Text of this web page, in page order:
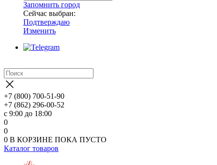
Запомнить город
Сейчас выбран:
Подтверждаю
Изменить
+7 (800) 700-51-90
+7 (862) 296-00-52
с 9:00 до 18:00
0
0
0 В КОРЗИНЕ ПОКА ПУСТО
Каталог товаров